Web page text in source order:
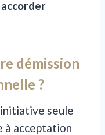
démission
?
seule
à acceptation